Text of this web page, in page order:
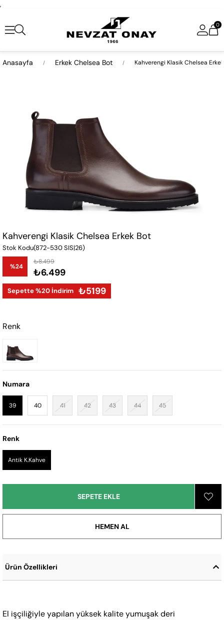
,
0
Anasayfa Erkek Chelsea Bot Kahverengi Klasik Chelsea
Kahverengi Klasik Chelsea Erkek Bot
Stok Kodu(872-530 SIS|26)
%24
İndirim
₺8.499
₺6.499
Sepette %20 İndirim ₺5199
Renk
Numara
39 40 41 42 43 44 45
Renk
Antik K.Kahve
Ürün Özellikleri
El işçiliğiyle yapılan yüksek kalite yumuşak deri